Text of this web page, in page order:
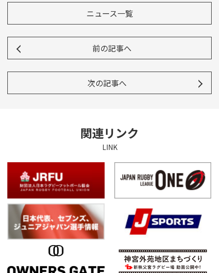
ニュース一覧
前の記事へ
次の記事へ
関連リンク
LINK